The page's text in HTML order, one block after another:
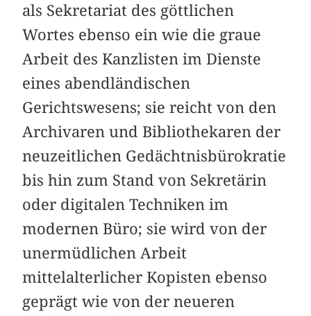
als Sekretariat des göttlichen
Wortes ebenso ein wie die graue
Arbeit des Kanzlisten im Dienste
eines abendländischen
Gerichtswesens; sie reicht von den
Archivaren und Bibliothekaren der
neuzeitlichen Gedächtnisbürokratie
bis hin zum Stand von Sekretärin
oder digitalen Techniken im
modernen Büro; sie wird von der
unermüdlichen Arbeit
mittelalterlicher Kopisten ebenso
geprägt wie von der neueren